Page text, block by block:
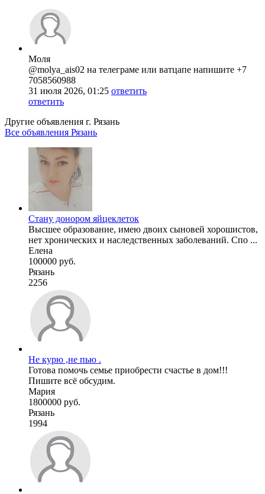
Моля
@molya_ais02 на телеграме или ватцапе напишите +7
7058560988
31 июля 2026, 01:25 ответить
ответить
Другие объявления г. Рязань
Все объявления Рязань
Стану донором яйцеклеток
Высшее образование, имею двоих сыновей хорошистов,
нет хронических и наследственных заболеваний. Спо ...
Елена
100000 руб.
Рязань
2256
Не курю ,не пью .
Готова помочь семье приобрести счастье в дом!!!
Пишите всё обсудим.
Мария
1800000 руб.
Рязань
1994